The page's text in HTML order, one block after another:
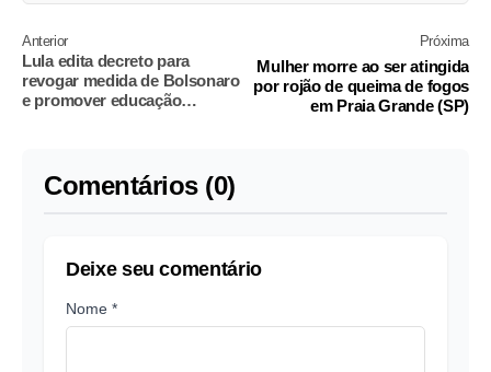
Anterior
Lula edita decreto para
revogar medida de Bolsonaro
e promover educação
Próxima
Mulher morre ao ser atingida
por rojão de queima de fogos
em Praia Grande (SP)
Comentários (0)
Deixe seu comentário
Nome *